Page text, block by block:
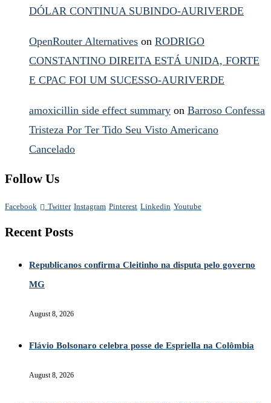
DÓLAR CONTINUA SUBINDO-AURIVERDE
OpenRouter Alternatives on RODRIGO
CONSTANTINO DIREITA ESTÁ UNIDA, FORTE
E CPAC FOI UM SUCESSO-AURIVERDE
amoxicillin side effect summary on Barroso Confessa
Tristeza Por Ter Tido Seu Visto Americano
Cancelado
Follow Us
Facebook Twitter Instagram Pinterest Linkedin Youtube
Recent Posts
Republicanos confirma Cleitinho na disputa pelo governo
MG
August 8, 2026
Flávio Bolsonaro celebra posse de Espriella na Colômbia
August 8, 2026